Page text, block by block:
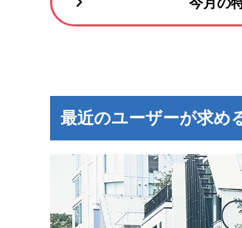
最近のユーザーが求め